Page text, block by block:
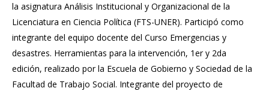
la asignatura Análisis Institucional y Organizacional de la
Licenciatura en Ciencia Política (FTS-UNER). Participó como
integrante del equipo docente del Curso Emergencias y
desastres. Herramientas para la intervención, 1er y 2da
edición, realizado por la Escuela de Gobierno y Sociedad de la
Facultad de Trabajo Social. Integrante del proyecto de